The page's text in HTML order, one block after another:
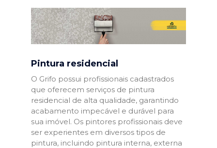
Pintura residencial
O Grifo possui profissionais cadastrados
que oferecem serviços de pintura
residencial de alta qualidade, garantindo
acabamento impecável e durável para
sua imóvel. Os pintores profissionais deve
ser experientes em diversos tipos de
pintura, incluindo pintura interna, externa